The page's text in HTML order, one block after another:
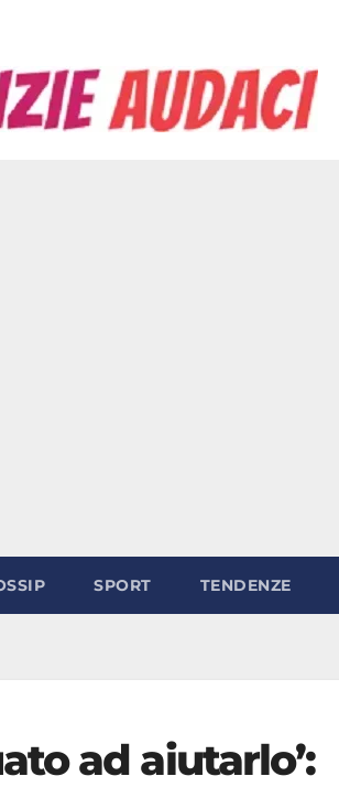
SPORT TENDENZE
ad aiutarlo’: